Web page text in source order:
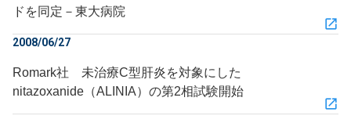
ドを同定－東大病院
2008/06/27
Romark社 未治療C型肝炎を対象にした
nitazoxanide（ALINIA）の第2相試験開始